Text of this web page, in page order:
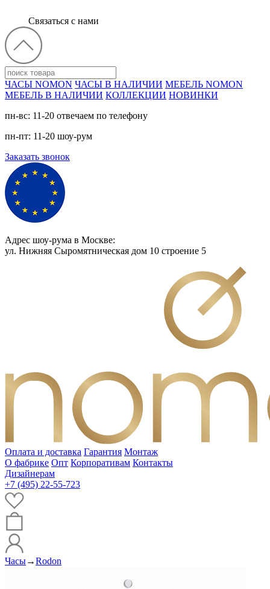
Связаться с нами
ЧАСЫ NOMON ЧАСЫ В НАЛИЧИИ МЕБЕЛЬ NOMON
МЕБЕЛЬ В НАЛИЧИИ КОЛЛЕКЦИИ НОВИНКИ
пн-вс: 11-20 отвечаем по телефону
пн-пт: 11-20 шоу-рум
Заказать звонок
Адрес шоу-рума в Москве:
ул. Нижняя Сыромятническая дом 10 cтроение 5
Оплата и доставка Гарантия Монтаж
О фабрике Опт Корпоративам Контакты
Дизайнерам
+7 (495) 22-55-723
Часы→Rodon